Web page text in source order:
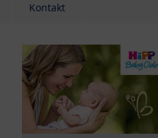
Kontakt
39.
week
40.
week